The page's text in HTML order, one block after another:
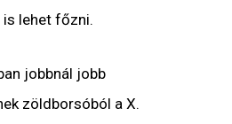
lehet főzni.
jobbnál jobb
zöldborsóból a X.